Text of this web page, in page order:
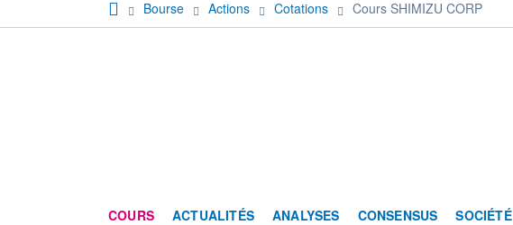
Bourse Actions Cotations Cours SHIMIZU CORP
COURS ACTUALITÉS ANALYSES CONSENSUS SOCIÉTÉ